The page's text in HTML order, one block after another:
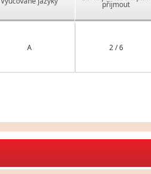
A
přijmout
2 / 6